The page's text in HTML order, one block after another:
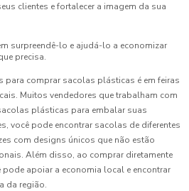
clientes e fortalecer a imagem da sua
surpreendê-lo e ajudá-lo a economizar
precisa.
comprar sacolas plásticas é em feiras
Muitos vendedores que trabalham com
plásticas para embalar suas
você pode encontrar sacolas de diferentes
com designs únicos que não estão
Além disso, ao comprar diretamente
apoiar a economia local e encontrar
da região.